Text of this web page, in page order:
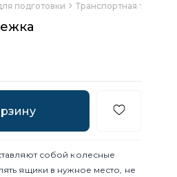
подготовки Транспортная тележка
собой колесные
ящики в нужное место, не